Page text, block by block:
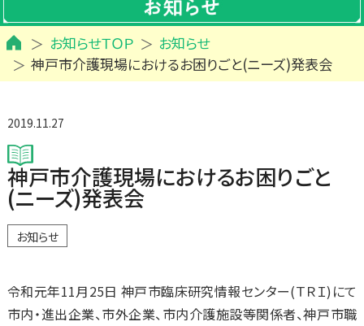
お知らせＴＯＰ
お知らせ
神戸市介護現場におけるお困りごと(ニーズ)発表会
2019.11.27
神戸市介護現場におけるお困りごと
(ニーズ)発表会
お知らせ
令和元年11月25日 神戸市臨床研究情報センター(ＴＲＩ)にて
市内・進出企業、市外企業、市内介護施設等関係者、神戸市職